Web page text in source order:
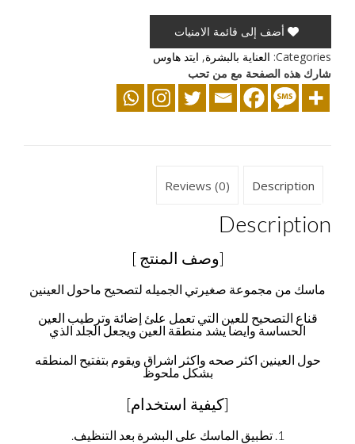
quantity أضف إلى قائمة الامنيات
Categories: العناية بالبشرة, ايتد هاوس
شارك هذه الصفحة مع من تحب
Description
Reviews (0)
Description
[وصف المنتج ]
ماسك من مجموعة صغيرتي الجميله لتصحيح ماحول العينين
قناع التصحيح للعين التي تعمل علئ إضائة وترطيب العين
الحساسة وايضا يشد منطقة العين ويجعل الجلد الذي
حول العينين اكثر صحه واكثر اشراق ويقوم بتفتيح المنطقه
بشكل ملحوظ
[كيفية استخدام]
1. تطبيق الماسك على البشرة بعد التنظيف.